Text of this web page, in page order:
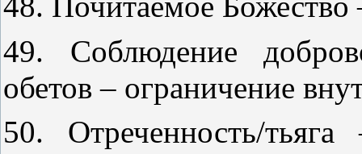
49. Соблюдение
обетов – ограничение
50. Отреченность/